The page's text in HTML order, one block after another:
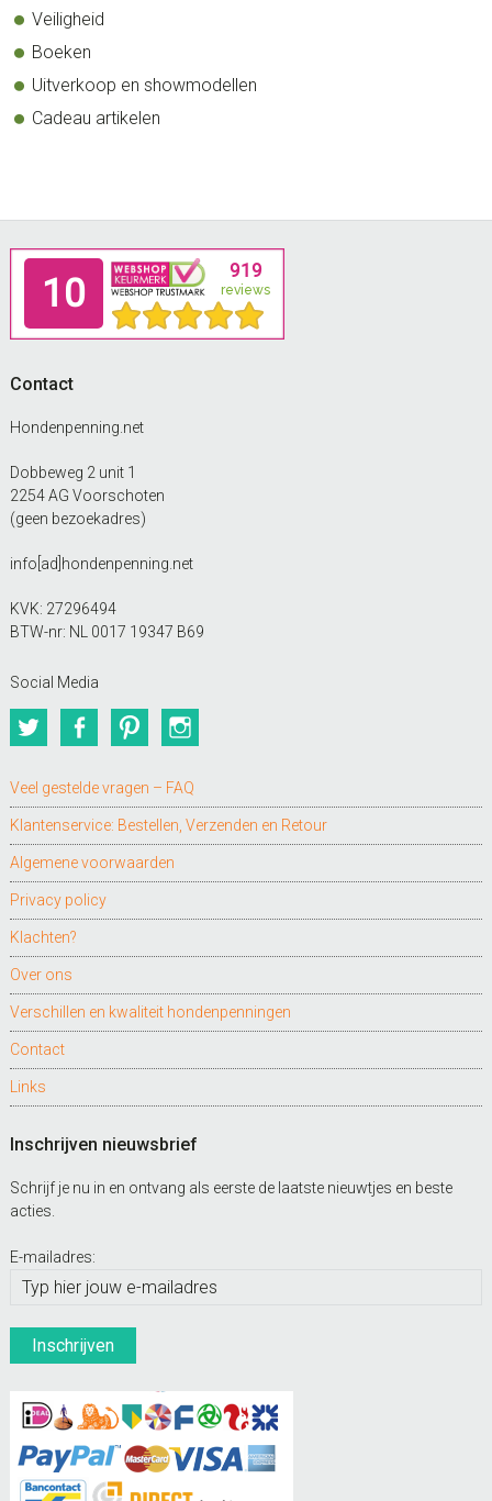
Veiligheid
Boeken
Uitverkoop en showmodellen
Cadeau artikelen
Footer
Contact
Hondenpenning.net
Dobbeweg 2 unit 1
2254 AG Voorschoten
(geen bezoekadres)
info[ad]hondenpenning.net
KVK: 27296494
BTW-nr: NL 0017 19347 B69
Social Media
TwitterFacebookPinterest
Veel gestelde vragen – FAQ
Klantenservice: Bestellen, Verzenden en Retour
Algemene voorwaarden
Privacy policy
Klachten?
Over ons
Verschillen en kwaliteit hondenpenningen
Contact
Links
Inschrijven nieuwsbrief
Schrijf je nu in en ontvang als eerste de laatste nieuwtjes en beste
acties.
E-mailadres: